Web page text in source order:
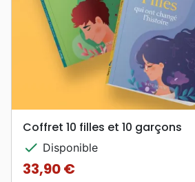
Coffret 10 filles et 10 garçons
check Disponible
Prix
33,90 €